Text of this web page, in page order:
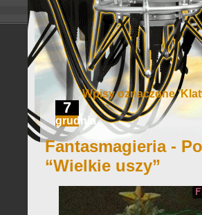
Wpisy oznaczone
7
grudnia
Fantasmagieria -
“Wielkie uszy”